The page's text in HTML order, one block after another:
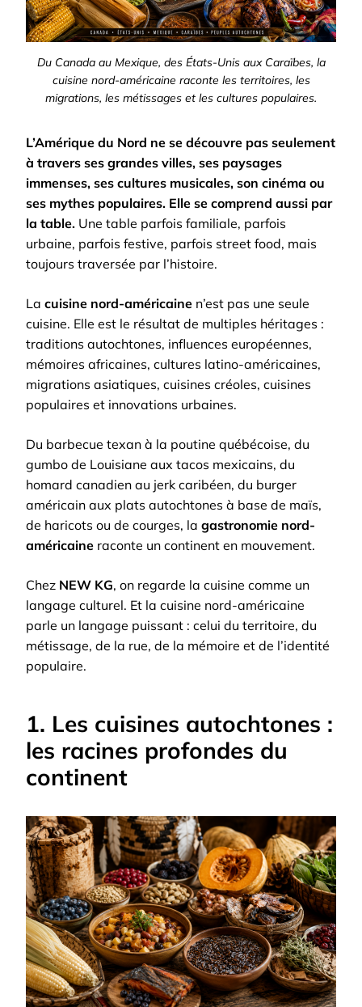
Du Canada au Mexique, des États-Unis aux Caraïbes, la
cuisine nord-américaine raconte les territoires, les
migrations, les métissages et les cultures populaires.
L’Amérique du Nord ne se découvre pas seulement
à travers ses grandes villes, ses paysages
immenses, ses cultures musicales, son cinéma ou
ses mythes populaires. Elle se comprend aussi par
la table. Une table parfois familiale, parfois
urbaine, parfois festive, parfois street food, mais
toujours traversée par l’histoire.
La cuisine nord-américaine n’est pas une seule
cuisine. Elle est le résultat de multiples héritages :
traditions autochtones, influences européennes,
mémoires africaines, cultures latino-américaines,
migrations asiatiques, cuisines créoles, cuisines
populaires et innovations urbaines.
Du barbecue texan à la poutine québécoise, du
gumbo de Louisiane aux tacos mexicains, du
homard canadien au jerk caribéen, du burger
américain aux plats autochtones à base de maïs,
de haricots ou de courges, la gastronomie nord-
américaine raconte un continent en mouvement.
Chez NEW KG, on regarde la cuisine comme un
langage culturel. Et la cuisine nord-américaine
parle un langage puissant : celui du territoire, du
métissage, de la rue, de la mémoire et de l’identité
populaire.
1. Les cuisines autochtones :
les racines profondes du
continent